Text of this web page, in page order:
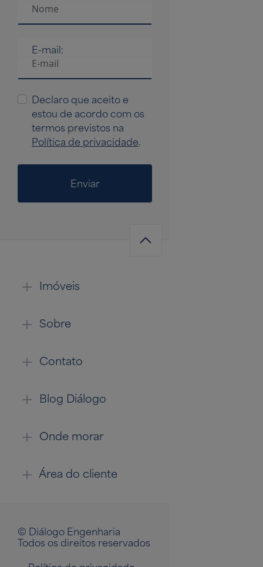
E-mail:
Declaro que aceito e
estou de acordo com os
termos previstos na
Política de privacidade.
Enviar
Imóveis
Sobre
Contato
Blog Diálogo
Onde morar
Área do cliente
© Diálogo Engenharia
Todos os direitos reservados